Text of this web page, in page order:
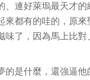
連好萊塢最天才的
來都有的哇的，原
了，因為馬上比對
是什麼，還強逼他